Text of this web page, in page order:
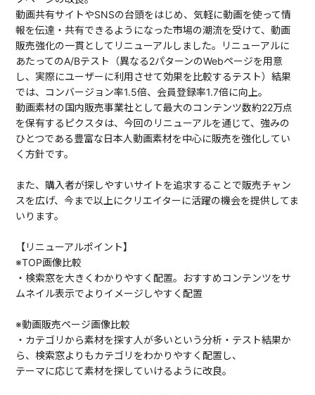
動画共有サイトやSNSの台頭をはじめ、気軽に動画を使って情
報を伝達・共有できるようになった市場の潮流を受けて、動画
販売強化の一貫としてリニューアルしました。リニューアルに
あたってのA/Bテスト（異なる2パターンのWebページを用意
し、実際にユーザーに利用させて効果を比較するテスト）結果
では、コンバージョン率1.5倍、会員登録率1.7倍に向上。
動画素材の国内販売事業社として最大のコンテンツ数約22万点
を保有するピクスタは、今回のリニューアルを通じて、強みの
ひとつである豊富な日本人動画素材を中心に販売を強化してい
く方針です。
また、購入者が探しやすいサイトを追求することで販売チャン
スを広げ、今まで以上にクリエイターに活躍の機会を提供してま
いります。
【リニューアルポイント】
※TOP画像比較
・検索窓を大きくわかりやすく配置。おすすめコンテンツをサ
ムネイル表示でよりイメージしやすく配置
※動画販売ページ画像比較
・カテゴリから素材を探す人が多いという分析・テスト結果か
ら、検索窓よりもカテゴリをわかりやすく配置し、
テーマに応じて素材を探していけるように改良。